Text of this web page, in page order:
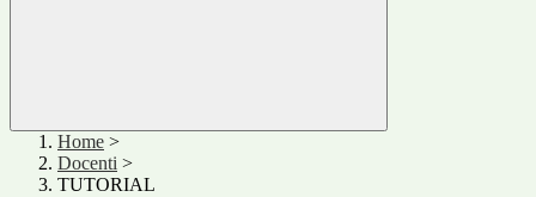
Home >
Docenti >
TUTORIAL